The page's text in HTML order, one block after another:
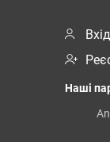
Вхід
Наші